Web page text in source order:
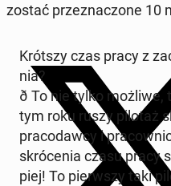
zostać prze­zna­czo­ne 10
Krótszy czas pracy z
nia?
ð To nie tylko
tym roku ruszy pilotaż
pra­co­daw­cy i
skró­ce­nia czasu pracy
piej! To pierw­szy taki